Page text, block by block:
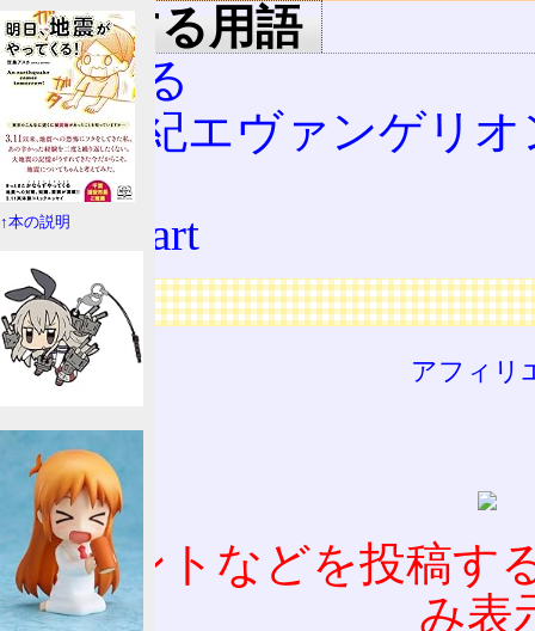
関連する用語
萌える
新世紀エヴァンゲリオ
Leaf
ToHeart
広告
アフィリ
コメントなどを投稿す
み表
↑本の説明